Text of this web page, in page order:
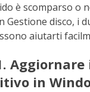
è scomparso o
Gestione disco, i
aiutarti
in